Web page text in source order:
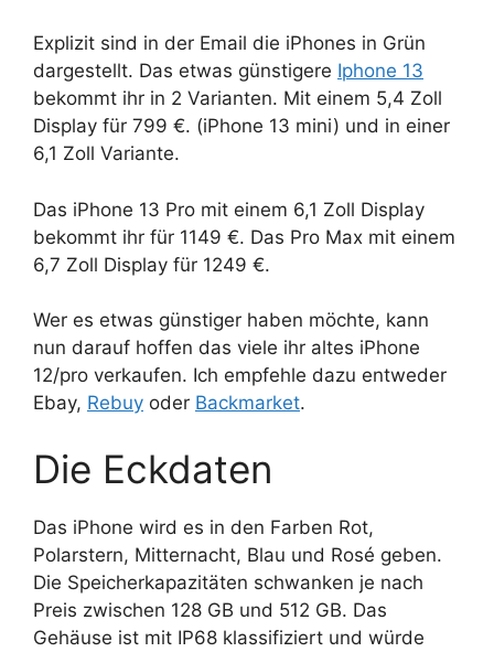
Explizit sind in der Email die iPhones in Grün
dargestellt. Das etwas günstigere Iphone 13
bekommt ihr in 2 Varianten. Mit einem 5,4 Zoll
Display für 799 €. (iPhone 13 mini) und in einer
6,1 Zoll Variante.
Das iPhone 13 Pro mit einem 6,1 Zoll Display
bekommt ihr für 1149 €. Das Pro Max mit einem
6,7 Zoll Display für 1249 €.
Wer es etwas günstiger haben möchte, kann
nun darauf hoffen das viele ihr altes iPhone
12/pro verkaufen. Ich empfehle dazu entweder
Ebay, Rebuy oder Backmarket.
Die Eckdaten
Das iPhone wird es in den Farben Rot,
Polarstern, Mitternacht, Blau und Rosé geben.
Die Speicherkapazitäten schwanken je nach
Preis zwischen 128 GB und 512 GB. Das
Gehäuse ist mit IP68 klassifiziert und würde